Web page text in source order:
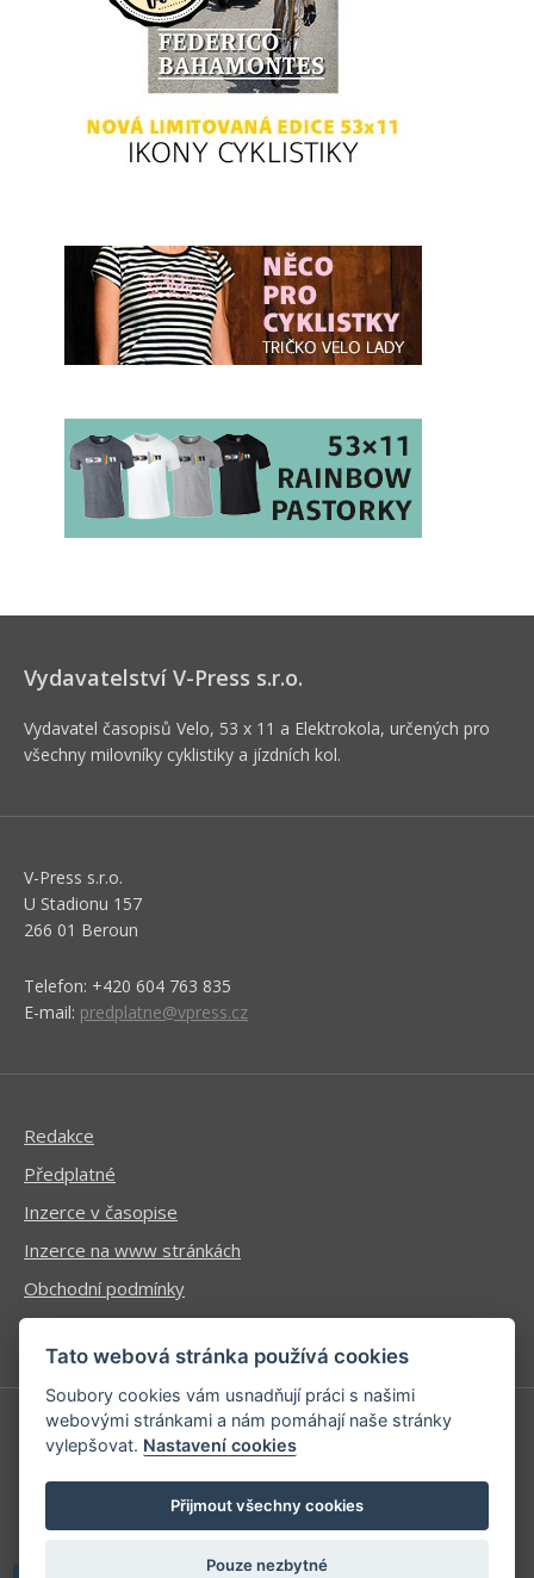
Vydavatelství V-Press s.r.o.
Vydavatel časopisů Velo, 53 x 11 a Elektrokola, určených pro
všechny milovníky cyklistiky a jízdních kol.
V-Press s.r.o.
U Stadionu 157
266 01 Beroun
Telefon: +420 604 763 835
E-mail: predplatne@vpress.cz
Redakce
Předplatné
Inzerce v časopise
Inzerce na www stránkách
Obchodní podmínky
Ochrana osobních údajů
Příhlášení | Registrace
Kontaktní informace
Mapa stránek
Tato webová stránka používá cookies
Soubory cookies vám usnadňují práci s našimi
webovými stránkami a nám pomáhají naše stránky
vylepšovat. Nastavení cookies
Přijmout všechny cookies
Pouze nezbytné